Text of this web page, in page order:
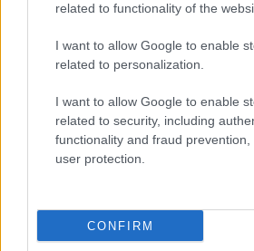
related to functionality of the
I want to allow Google to enable
related to personalization.
I want to allow Google to enable
related to security, including
functionality and fraud
user protection.
CONFIRM
Cómo aplicar un framework
Lucía Herrera · 5 Ago 2026
Nombre